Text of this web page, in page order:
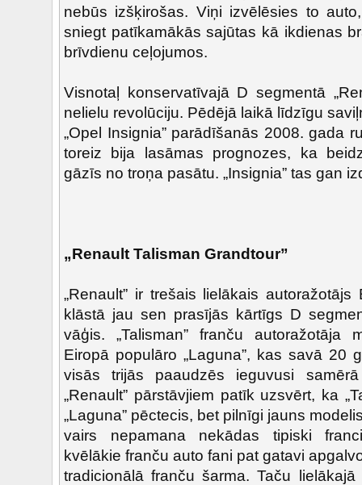
nebūs izšķirošas. Viņi izvēlēsies to
sniegt patīkamākās sajūtas kā ikdienas
brīvdienu ceļojumos.
Visnotaļ konservatīvajā D segmentā
nelielu revolūciju. Pēdējā laikā līdzīgu
„Opel Insignia” parādīšanās 2008. gada
toreiz bija lasāmas prognozes, ka
gāzīs no troņa pasātu. „Insignia” tas gan
„Renault Talisman Grandtour”
„Renault” ir trešais lielākais
klāstā jau sen prasījās kārtīgs D
vāģis. „Talisman” franču autoražotāja
Eiropā populāro „Laguna”, kas savā 20
visās trijās paaudzēs ieguvusi
„Renault” pārstāvjiem patīk uzsvērt, ka
„Laguna” pēctecis, bet pilnīgi jauns
vairs nepamana nekādas tipiski
kvēlākie franču auto fani pat gatavi
tradicionālā franču šarma. Taču lielākajā